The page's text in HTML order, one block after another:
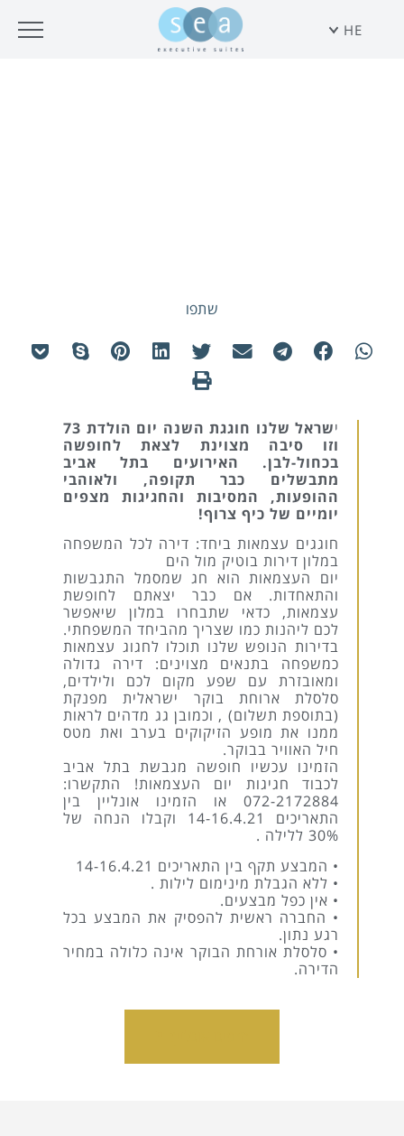
HE
שתפו
י
שראל שלנו חוגגת השנה יום הולדת 73
וזו סיבה מצוינת לצאת לחופשה
בכחול-לבן. האירועים בתל אביב
מתבשלים כבר תקופה, ולאוהבי
ההופעות, המסיבות והחגיגות מצפים
יומיים של כיף צרוף!
חוגגים עצמאות ביחד: דירה לכל המשפחה
במלון דירות בוטיק מול הים
יום העצמאות הוא חג שמסמל התגבשות
והתאחדות. אם כבר יצאתם לחופשת
עצמאות, כדאי שתבחרו במלון שיאפשר
לכם ליהנות כמו שצריך מהביחד המשפחתי.
בדירות הנופש שלנו תוכלו לחגוג עצמאות
כמשפחה בתנאים מצוינים: דירה גדולה
ומאובזרת עם שפע מקום לכם ולילדים,
סלסלת ארוחת בוקר ישראלית מפנקת
(בתוספת תשלום) , וכמובן גג מדהים לראות
ממנו את מופע הזיקוקים בערב ואת מטס
חיל האוויר בבוקר.
הזמינו עכשיו חופשה מגבשת בתל אביב
לכבוד חגיגות יום העצמאות! התקשרו:
072-2172884 או הזמינו אונליין בין
התאריכים 14-16.4.21 וקבלו הנחה של
30% ללילה .
• המבצע תקף בין התאריכים 14-16.4.21
• ללא הגבלת מינימום לילות .
• אין כפל מבצעים.
• החברה ראשית להפסיק את המבצע בכל
רגע נתון.
• סלסלת אורחת הבוקר אינה כלולה במחיר
הדירה.